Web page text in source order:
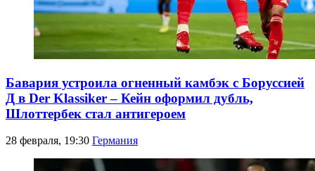
Бавария устроила огненный камбэк с Боруссией
Д в Der Klassiker – Кейн оформил дубль,
Шлоттербек стал антигероем
28 февраля, 19:30 Германия